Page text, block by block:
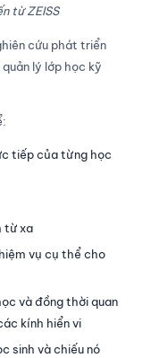
từ ZEISS
cứu phát triển
lý lớp học kỹ
tiếp của từng học
từ xa
vụ cụ thể cho
và đồng thời quan
kính hiển vi
sinh và chiếu nó